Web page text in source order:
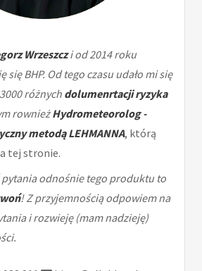
Wrzeszczi od 2014 roku
się BHP. Od tego czasu udało mi się
różnych dolumenrtacji ryzyka
rownieżHydrometeorolog -
metodą LEHMANNA, którą
tej stronie.
pytania odnośnie tego produktu to
! Z przyjemnością odpowiem na
i rozwieję (mam nadzieję)